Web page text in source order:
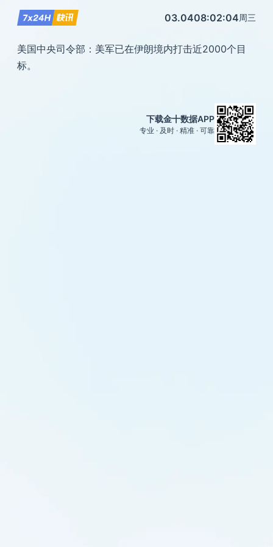
03.0408:02:04周三
美国中央司令部：美军已在伊朗境内打击近2000个目
标。
下载金十数据APP
专业 · 及时 · 精准 · 可靠